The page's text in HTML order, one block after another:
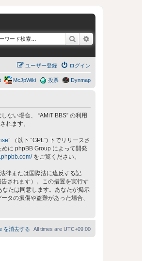
検索
ログイン
ユーザー登録
Dynmap
投票
McJpWiki
ない場合、 “AMiT BBS” の利用
れます。
” （以下 “GPL”) 下でリリースさ
に phpBB Group によって開発
をご覧ください。
律または国際法に違反する記
されます）。この措置を実行す
なたは同意します。あなたが掲示
タの損傷や盗難があった場合、
All times are UTC+09:00
を消去する